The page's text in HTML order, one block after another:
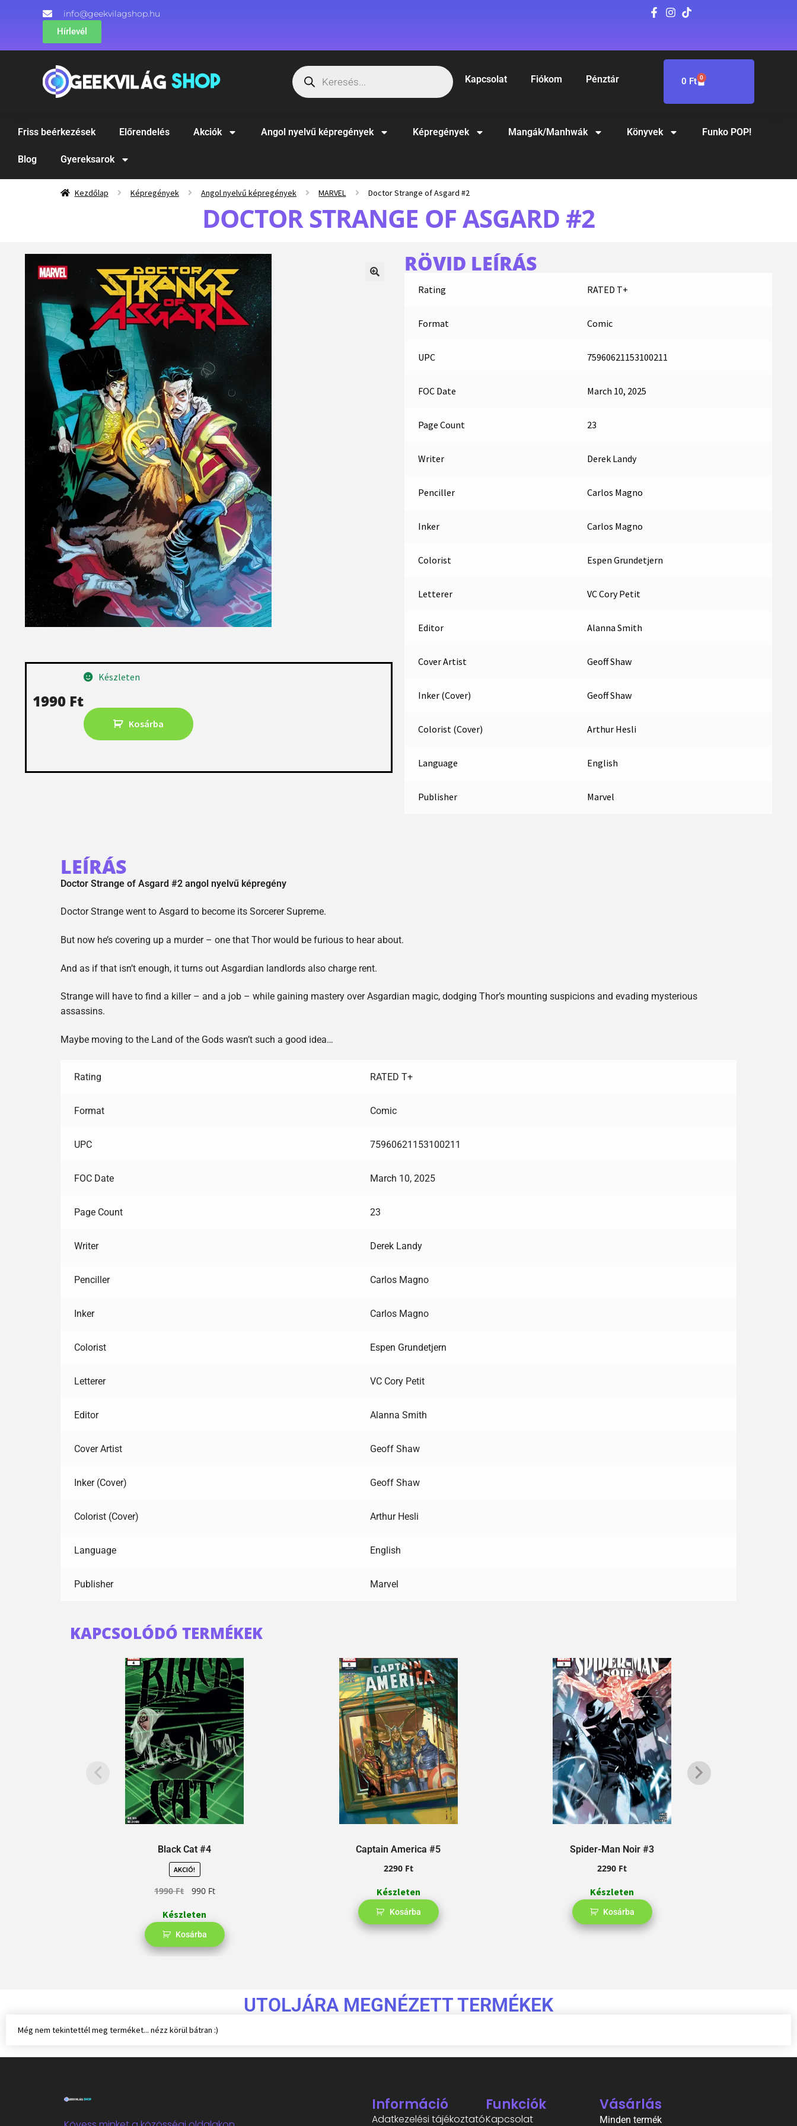
info@geekvilagshop.hu
Hírlevél
Kapcsolat Fiókom Pénztár 0 Ft 0
Friss beérkezések Előrendelés Akciók Angol nyelvű képregények Képregények Mangák/Manhwák Könyvek Funko POP!
Blog Gyereksarok
Kezdőlap Képregények Angol nyelvű képregények MARVEL Doctor Strange of Asgard #2
DOCTOR STRANGE OF ASGARD #2
1990 Ft
Készleten
Kosárba
RÖVID LEÍRÁS
Rating RATED T+
Format Comic
UPC 75960621153100211
FOC Date March 10, 2025
Page Count 23
Writer Derek Landy
Penciller Carlos Magno
Inker Carlos Magno
Colorist Espen Grundetjern
Letterer VC Cory Petit
Editor Alanna Smith
Cover Artist Geoff Shaw
Inker (Cover) Geoff Shaw
Colorist (Cover) Arthur Hesli
Language English
Publisher Marvel
LEÍRÁS
Doctor Strange of Asgard #2 angol nyelvű képregény
Doctor Strange went to Asgard to become its Sorcerer Supreme.
But now he’s covering up a murder – one that Thor would be furious to hear about.
And as if that isn’t enough, it turns out Asgardian landlords also charge rent.
Strange will have to find a killer – and a job – while gaining mastery over Asgardian magic, dodging Thor’s mounting suspicions and evading mysterious
assassins.
Maybe moving to the Land of the Gods wasn’t such a good idea…
Rating RATED T+
Format Comic
UPC 75960621153100211
FOC Date March 10, 2025
Page Count 23
Writer Derek Landy
Penciller Carlos Magno
Inker Carlos Magno
Colorist Espen Grundetjern
Letterer VC Cory Petit
Editor Alanna Smith
Cover Artist Geoff Shaw
Inker (Cover) Geoff Shaw
Colorist (Cover) Arthur Hesli
Language English
Publisher Marvel
KAPCSOLÓDÓ TERMÉKEK
Black Cat #4
AKCIÓ!
1990Ft 990 Ft
Készleten
Kosárba
Captain America #5
2290 Ft
Készleten
Kosárba
Spider-Man Noir #3
2290 Ft
Készleten
Kosárba
UTOLJÁRA MEGNÉZETT TERMÉKEK
Még nem tekintettél meg terméket... nézz körül bátran :)
Információ
Adatkezelési tájékoztató
Funkciók
Kapcsolat
Vásárlás
Minden termék